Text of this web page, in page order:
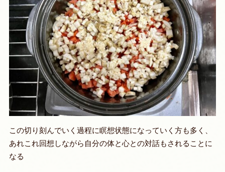
この切り刻んでいく過程に瞑想状態になっていく方も多く、
あれこれ回想しながら自分の体と心との対話もされることに
なる